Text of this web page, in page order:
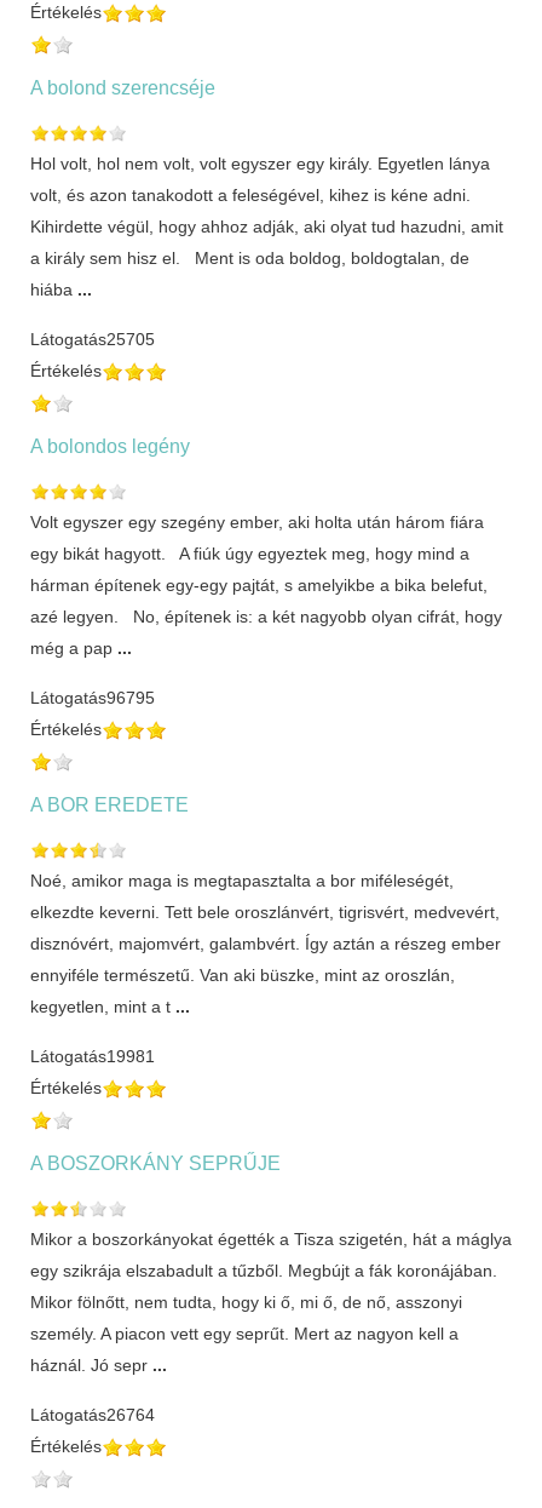
Értékelés
A bolond szerencséje
Hol volt, hol nem volt, volt egyszer egy király. Egyetlen lánya
volt, és azon tanakodott a feleségével, kihez is kéne adni.
Kihirdette végül, hogy ahhoz adják, aki olyat tud hazudni, amit
a király sem hisz el. Ment is oda boldog, boldogtalan, de
hiába ...
Látogatás25705
Értékelés
A bolondos legény
Volt egyszer egy szegény ember, aki holta után három fiára
egy bikát hagyott. A fiúk úgy egyeztek meg, hogy mind a
hárman építenek egy-egy pajtát, s amelyikbe a bika belefut,
azé legyen. No, építenek is: a két nagyobb olyan cifrát, hogy
még a pap ...
Látogatás96795
Értékelés
A BOR EREDETE
Noé, amikor maga is megtapasztalta a bor miféleségét,
elkezdte keverni. Tett bele oroszlánvért, tigrisvért, medvevért,
disznóvért, majomvért, galambvért. Így aztán a részeg ember
ennyiféle természetű. Van aki büszke, mint az oroszlán,
kegyetlen, mint a t ...
Látogatás19981
Értékelés
A BOSZORKÁNY SEPRŰJE
Mikor a boszorkányokat égették a Tisza szigetén, hát a máglya
egy szikrája elszabadult a tűzből. Megbújt a fák koronájában.
Mikor fölnőtt, nem tudta, hogy ki ő, mi ő, de nő, asszonyi
személy. A piacon vett egy seprűt. Mert az nagyon kell a
háznál. Jó sepr ...
Látogatás26764
Értékelés